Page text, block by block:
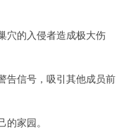
的入侵者造成极大伤
信号，吸引其他成员前
家园。